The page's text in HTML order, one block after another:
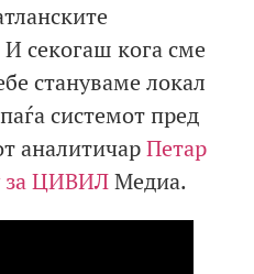
секогаш кога сме
стануваме локал
системот пред
аналитичарПетар
за ЦИВИЛМедиа.